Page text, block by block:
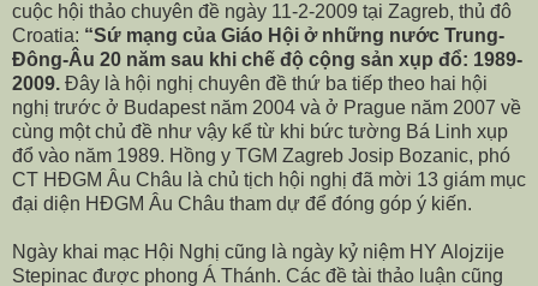
cuộc hội thảo chuyên đề ngày 11-2-2009 tại Zagreb, thủ đô
Croatia: “Sứ mạng của Giáo Hội ở những nước Trung-
Đông-Âu 20 năm sau khi chế độ cộng sản xụp đổ: 1989-
2009. Đây là hội nghị chuyên đề thứ ba tiếp theo hai hội
nghị trước ở Budapest năm 2004 và ở Prague năm 2007 về
cùng một chủ đề như vậy kể từ khi bức tường Bá Linh xụp
đổ vào năm 1989. Hồng y TGM Zagreb Josip Bozanic, phó
CT HĐGM Âu Châu là chủ tịch hội nghị đã mời 13 giám mục
đại diện HĐGM Âu Châu tham dự để đóng góp ý kiến.
Ngày khai mạc Hội Nghị cũng là ngày kỷ niệm HY Alojzije
Stepinac được phong Á Thánh. Các đề tài thảo luận cũng